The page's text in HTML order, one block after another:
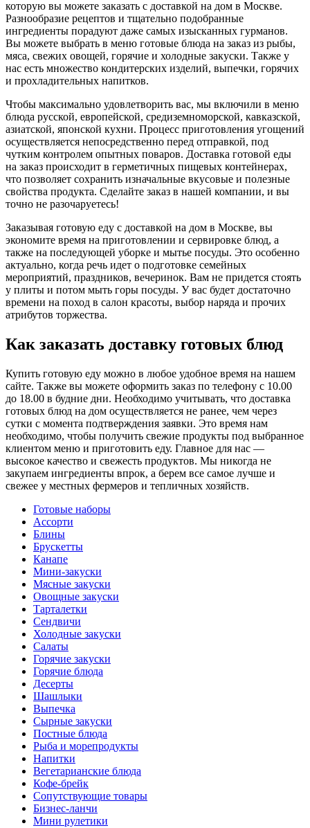
которую вы можете заказать с доставкой на дом в Москве.
Разнообразие рецептов и тщательно подобранные
ингредиенты порадуют даже самых изысканных гурманов.
Вы можете выбрать в меню готовые блюда на заказ из рыбы,
мяса, свежих овощей, горячие и холодные закуски. Также у
нас есть множество кондитерских изделий, выпечки, горячих
и прохладительных напитков.
Чтобы максимально удовлетворить вас, мы включили в меню
блюда русской, европейской, средиземноморской, кавказской,
азиатской, японской кухни. Процесс приготовления угощений
осуществляется непосредственно перед отправкой, под
чутким контролем опытных поваров. Доставка готовой еды
на заказ происходит в герметичных пищевых контейнерах,
что позволяет сохранить изначальные вкусовые и полезные
свойства продукта. Сделайте заказ в нашей компании, и вы
точно не разочаруетесь!
Заказывая готовую еду с доставкой на дом в Москве, вы
экономите время на приготовлении и сервировке блюд, а
также на последующей уборке и мытье посуды. Это особенно
актуально, когда речь идет о подготовке семейных
мероприятий, праздников, вечеринок. Вам не придется стоять
у плиты и потом мыть горы посуды. У вас будет достаточно
времени на поход в салон красоты, выбор наряда и прочих
атрибутов торжества.
Как заказать доставку готовых блюд
Купить готовую еду можно в любое удобное время на нашем
сайте. Также вы можете оформить заказ по телефону с 10.00
до 18.00 в будние дни. Необходимо учитывать, что доставка
готовых блюд на дом осуществляется не ранее, чем через
сутки с момента подтверждения заявки. Это время нам
необходимо, чтобы получить свежие продукты под выбранное
клиентом меню и приготовить еду. Главное для нас —
высокое качество и свежесть продуктов. Мы никогда не
закупаем ингредиенты впрок, а берем все самое лучше и
свежее у местных фермеров и тепличных хозяйств.
Готовые наборы
Ассорти
Блины
Брускетты
Канапе
Мини-закуски
Мясные закуски
Овощные закуски
Тарталетки
Сендвичи
Холодные закуски
Салаты
Горячие закуски
Горячие блюда
Десерты
Шашлыки
Выпечка
Сырные закуски
Постные блюда
Рыба и морепродукты
Напитки
Вегетарианские блюда
Кофе-брейк
Сопутствующие товары
Бизнес-ланчи
Мини рулетики